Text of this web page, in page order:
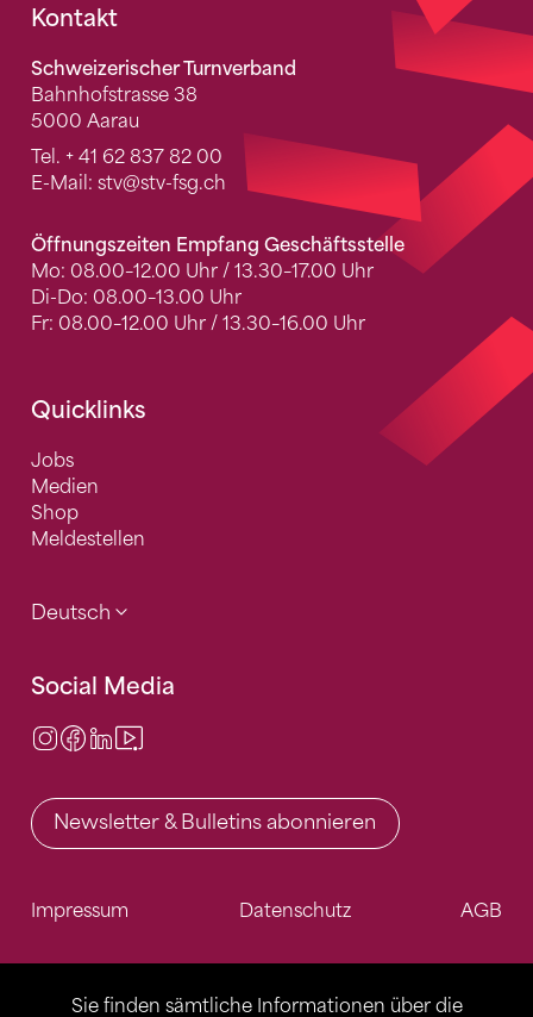
Sie finden sämtliche Informationen über die
Fusszeile
Kontakt
Schweizerischer Turnverband
Bahnhofstrasse 38
5000 Aarau
Tel. + 41 62 837 82 00
E-Mail: stv@stv-fsg.ch
Öffnungszeiten Empfang Geschäftsstelle
Mo: 08.00–12.00 Uhr / 13.30–17.00 Uhr
Di-Do: 08.00–13.00 Uhr
Fr: 08.00–12.00 Uhr / 13.30–16.00 Uhr
Quicklinks
Jobs
Medien
Shop
Meldestellen
Deutsch
Social Media
Instagram
Facebook
LinkedIn
Newsletter & Bulletins abonnieren
Impressum Datenschutz AGB